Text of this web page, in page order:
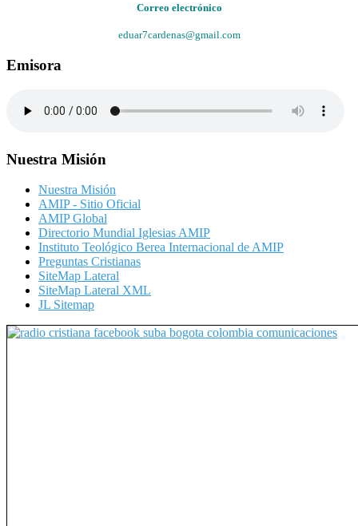
Correo electrónico
eduar7cardenas@gmail.com
Emisora
Nuestra Misión
Nuestra Misión
AMIP - Sitio Oficial
AMIP Global
Directorio Mundial Iglesias AMIP
Instituto Teológico Berea Internacional de AMIP
Preguntas Cristianas
SiteMap Lateral
SiteMap Lateral XML
JL Sitemap